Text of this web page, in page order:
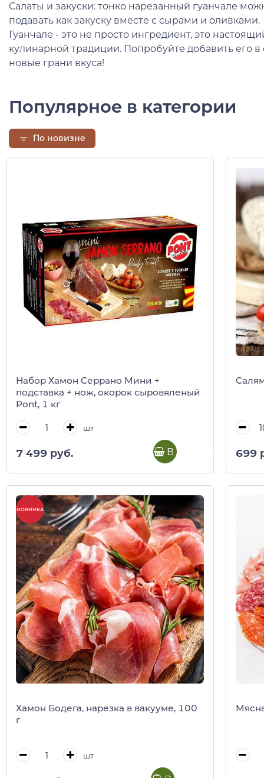
Салаты и закуски: тонко нарезанный гуанчале
подавать как закуску вместе с сырами и оливками.
Гуанчале - это не просто ингредиент, это
кулинарной традиции. Попробуйте добавить его
новые грани вкуса!
Популярное в категории
По новизне
Набор Хамон Серрано Мини +
подставка + нож, окорок сыровяленый
Pont, 1 кг
шт
7 499 руб. В корзину 699
НОВИНКА
Хамон Бодега, нарезка в вакууме, 100
г
шт